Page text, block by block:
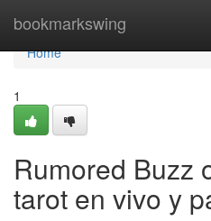
bookmarkswing
Home
Home
1
Rumored Buzz
tarot en vivo y